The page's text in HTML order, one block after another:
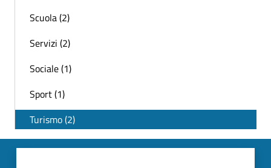
Scuola (2)
Servizi (2)
Sociale (1)
Sport (1)
Turismo (2)